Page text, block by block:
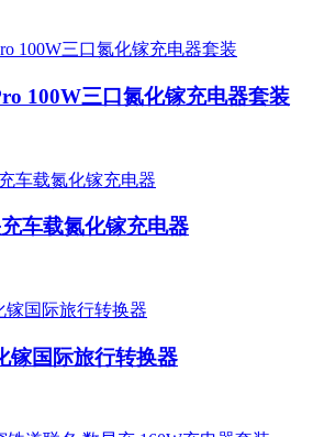
100W三口氮化镓充电器套装
车载氮化镓充电器
镓国际旅行转换器